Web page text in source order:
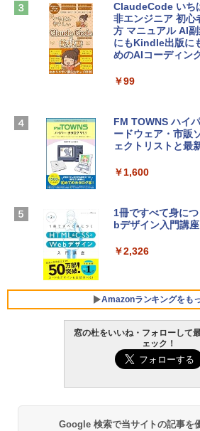
￥2,952
Apple 2026
igence、13.6イン
ームカメラ、日本
D - ミッドナイト
ン 15-fd 15.6イン
SSD インテル
￥129,800
ersonal/Copilotキ
Core i5/16GB/
VWK3E15W_AZ
￥119,800
Robloxギフトカー
定バーチャルアイ
インゲームコード
ラインコード版
￥3,200
Robloxギフトカ
定バーチャルアイ
インゲームコード
Microsoft Office
0/mac対応|PC2台
ClaudeCode いち
非エンジニア 初心
方 マニュアル AI
にもKindle出版に
めのAIコーディン
￥99
FM TOWNS ハイ
ードウェア・市販
ェクトリストと最
￥1,600
1冊ですべて身に
bデザイン入門講座
￥2,326
Amazonランキングをも
Amazon Kindle
ンチディスプレイ
￥27,980
窓の杜をいいね・フォローして
ェック！
Google 検索で当サイトの記事を